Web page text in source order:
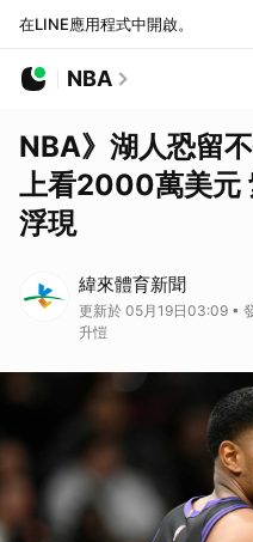
在LINE應用程式中開啟。
NBA
NBA》湖人恐留
上看2000萬美元
浮現
緯來體育新聞
更新於 05月19日03:09 •
升愷